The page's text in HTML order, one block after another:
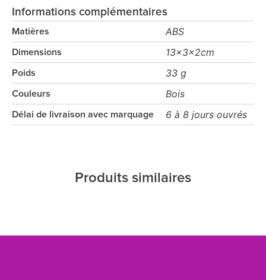
Informations complémentaires
Matières ABS
Dimensions 13x3x2cm
Poids 33 g
Couleurs Bois
Délai de livraison avec marquage 6 à 8 jours ouvrés
Produits similaires